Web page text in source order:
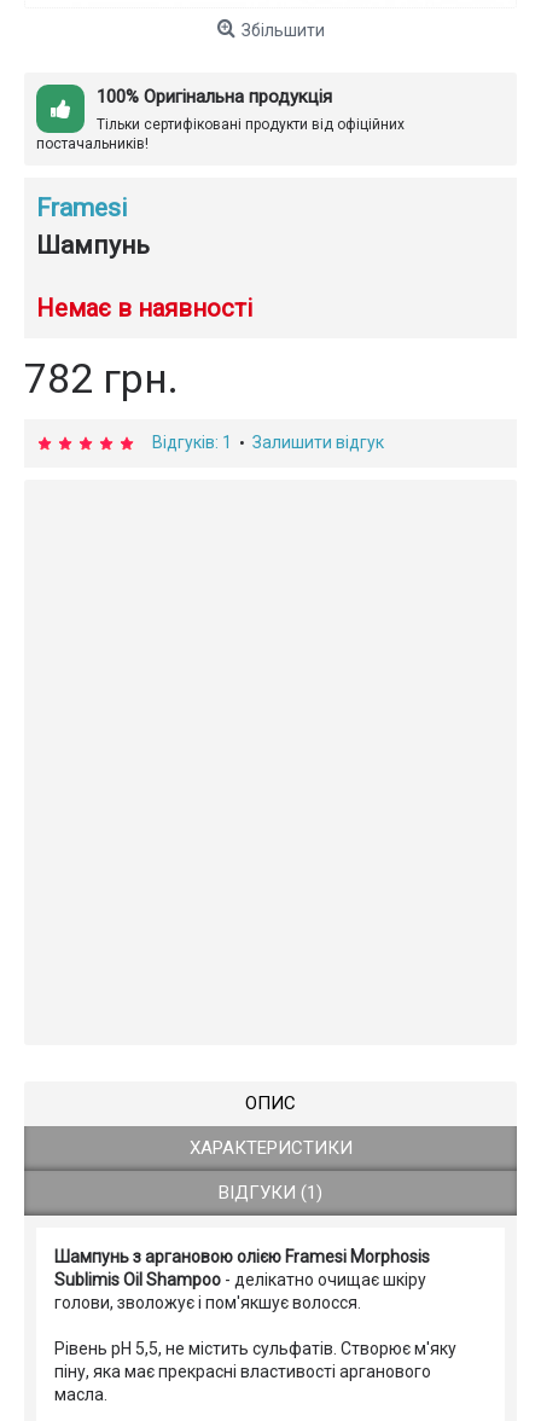
Збільшити
100% Оригінальна продукція
Тільки сертифіковані продукти від офіційних
постачальників!
Framesi
Шампунь
Немає в наявності
782 грн.
Відгуків: 1 • Залишити відгук
ОПИС
ХАРАКТЕРИСТИКИ
ВІДГУКИ (1)
Шампунь з аргановою олією Framesi Morphosis
Sublimis Oil Shampoo - делікатно очищає шкіру
голови, зволожує і пом'якшує волосся.
Рівень pH 5,5, не містить сульфатів. Створює м'яку
піну, яка має прекрасні властивості арганового
масла.